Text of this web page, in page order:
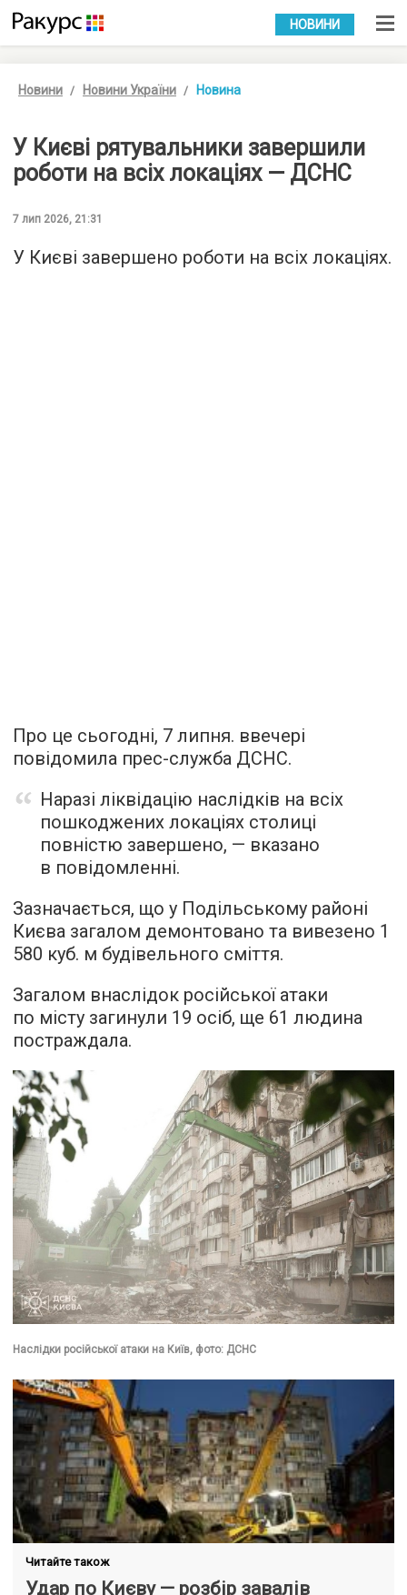
УКР РУС
НОВИНИ
Новини Новини України Новина
У Києві рятувальники завершили
роботи на всіх локаціях — ДСНС
7 лип 2026, 21:31
У Києві завершено роботи на всіх локаціях.
Про це сьогодні, 7 липня. ввечері
повідомила прес-служба ДСНС.
Наразі ліквідацію наслідків на всіх
пошкоджених локаціях столиці
повністю завершено, — вказано
в повідомленні.
Зазначається, що у Подільському районі
Києва загалом демонтовано та вивезено 1
580 куб. м будівельного сміття.
Загалом внаслідок російської атаки
по місту загинули 19 осіб, ще 61 людина
постраждала.
Наслідки російської атаки на Київ, фото: ДСНС
Читайте також
Удар по Києву — розбір завалів